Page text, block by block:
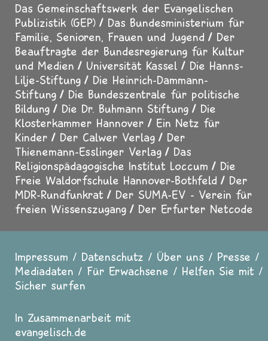
Das Gemeinschaftswerk der Evangelischen
Publizistik (GEP)
Das Bundesministerium für
Familie, Senioren, Frauen und Jugend
Der
Beauftragte der Bundesregierung für Kultur
und Medien
Universität Kassel
Die Hanns-
Lilje-Stiftung
Die Heinrich-Dammann-
Stiftung
Die Bundeszentrale für politische
Bildung
Die Dr. Buhmann Stiftung
Die
Klosterkammer Hannover
Ein Netz für
Kinder
Der Calwer Verlag
Der
Thienemann-Esslinger Verlag
Das
Religionspädagogische Institut Loccum
Die
Freie Waldorfschule Hannover-Bothfeld
Der
MDR-Rundfunkrat
Der SUMA-EV - Verein für
freien Wissenszugang
Der Erfurter Netcode
Fußzeile
Impressum Datenschutz Über uns
Presse
Mediadaten
Für Erwachsene
Helfen Sie mit
Sicher surfen
In Zusammenarbeit mit
evangelisch.de